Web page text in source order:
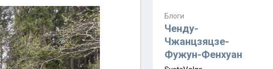
уже, как демобилизовались,
а продолжают встречаться
почти каждую неделю) и с
порога сообщил: "Эйтан
разводится!" Эйтан -
Блоги
Ченду-
Чжанцзяцзе-
Фужун-Фенхуан